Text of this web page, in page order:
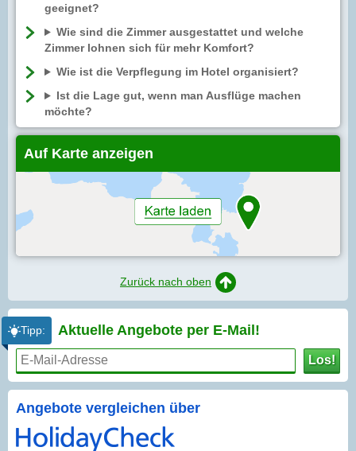
geeignet?
Wie sind die Zimmer ausgestattet und welche
Zimmer lohnen sich für mehr Komfort?
Wie ist die Verpflegung im Hotel organisiert?
Ist die Lage gut, wenn man Ausflüge machen
möchte?
Auf Karte anzeigen
Zurück nach oben
Tipp: Aktuelle Angebote per E-Mail!
Los!
Angebote vergleichen über